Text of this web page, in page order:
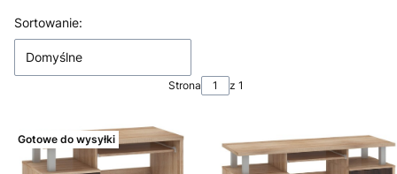
Lista produktów
Sortowanie:
Domyślne
Strona z 1
Gotowe do wysyłki